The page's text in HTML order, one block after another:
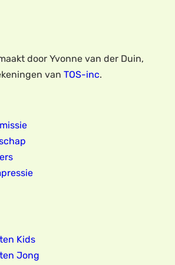
door Yvonne van der Duin,
van TOS-inc.
Kids
Jong